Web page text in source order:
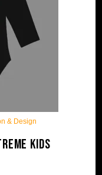
& Design
Kids